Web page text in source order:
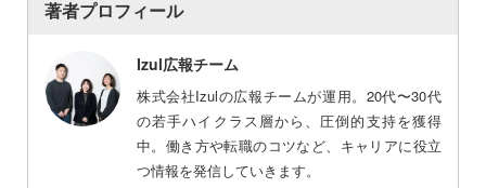
著者プロフィール
Izul広報チーム
株式会社Izulの広報チームが運用。20代〜30代
の若手ハイクラス層から、圧倒的支持を獲得
中。働き方や転職のコツなど、キャリアに役立
つ情報を発信していきます。